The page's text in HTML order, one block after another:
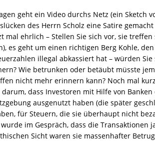
geht ein Video durchs Netz (ein Sketch
des Herrn Scholz eine Satire
mal ehrlich – Stellen Sie sich vor, sie
es geht um einen richtigen Berg Kohle,
illegal abkassiert hat – würden
Wie betrunken oder betäubt müsste
nicht mehr erinnern kann? Noch mal
dass Investoren mit Hilfe von
ausgenutzt haben (die später
für Steuern, die sie überhaupt nicht
im Gespräch, dass die Transaktionen
Sicht waren sie massenhafter